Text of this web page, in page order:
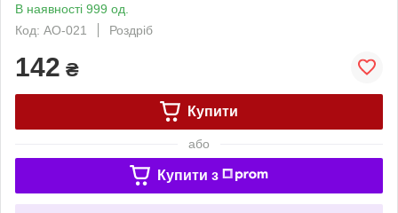
В наявності 999 од.
Код: AO-021
Роздріб
142 ₴
Купити
або
Купити з